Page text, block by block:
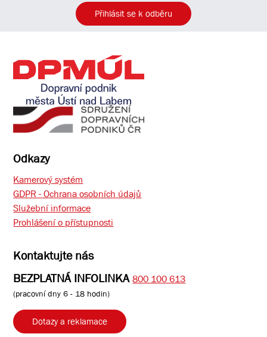
Přihlásit se k odběru
Odkazy
Kamerový systém
GDPR - Ochrana osobních údajů
Služební informace
Prohlášení o přístupnosti
Kontaktujte nás
BEZPLATNÁ INFOLINKA 800 100 613
(pracovní dny 6 - 18 hodin)
Dotazy a reklamace